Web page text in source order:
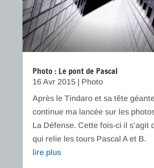
Photo : Le pont de Pascal
16 Avr 2015| Photo
Après le Tindaro et sa tête
continue ma lancée sur les
La Défense. Cette fois-ci il s’agit
qui relie les tours Pascal A et B.
lire plus